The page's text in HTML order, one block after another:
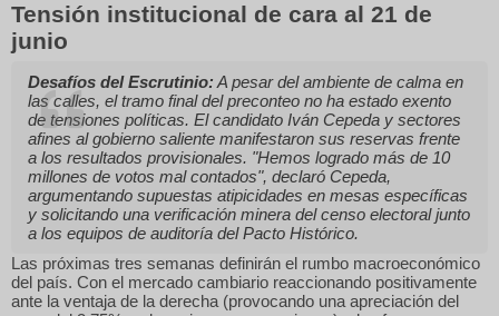
Tensión institucional de cara al 21 de
junio
Desafíos del Escrutinio: A pesar del ambiente de calma en
las calles, el tramo final del preconteo no ha estado exento
de tensiones políticas. El candidato Iván Cepeda y sectores
afines al gobierno saliente manifestaron sus reservas frente
a los resultados provisionales. "Hemos logrado más de 10
millones de votos mal contados", declaró Cepeda,
argumentando supuestas atipicidades en mesas específicas
y solicitando una verificación minera del censo electoral junto
a los equipos de auditoría del Pacto Histórico.
Las próximas tres semanas definirán el rumbo macroeconómico
del país. Con el mercado cambiario reaccionando positivamente
ante la ventaja de la derecha (provocando una apreciación del